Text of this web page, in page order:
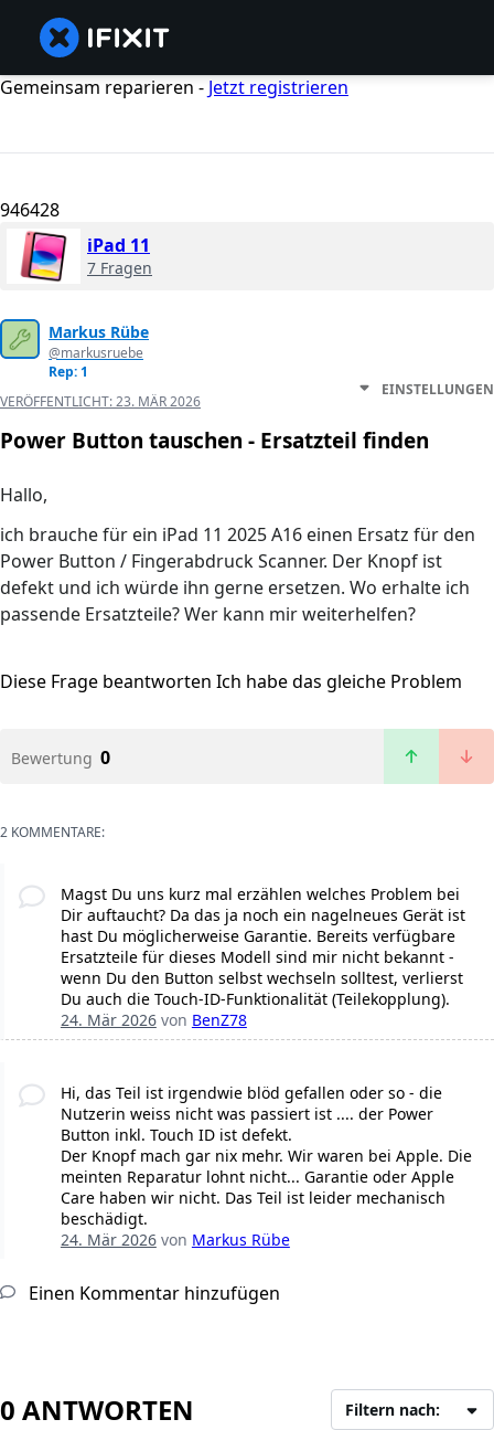
Gemeinsam reparieren - Jetzt registrieren
946428
iPad 11
7 Fragen
Markus Rübe
@markusruebe
Rep: 1
VERÖFFENTLICHT:23. MÄR 2026
EINSTELLUNGEN
Power Button tauschen - Ersatzteil finden
Hallo,
ich brauche für ein iPad 11 2025 A16 einen Ersatz für den
Power Button / Fingerabdruck Scanner. Der Knopf ist
defekt und ich würde ihn gerne ersetzen. Wo erhalte ich
passende Ersatzteile? Wer kann mir weiterhelfen?
Diese Frage beantworten Ich habe das gleiche Problem
Bewertung 0
2 KOMMENTARE:
Magst Du uns kurz mal erzählen welches Problem bei
Dir auftaucht? Da das ja noch ein nagelneues Gerät ist
hast Du möglicherweise Garantie. Bereits verfügbare
Ersatzteile für dieses Modell sind mir nicht bekannt -
wenn Du den Button selbst wechseln solltest, verlierst
Du auch die Touch-ID-Funktionalität (Teilekopplung).
24. Mär 2026von BenZ78
Hi, das Teil ist irgendwie blöd gefallen oder so - die
Nutzerin weiss nicht was passiert ist .... der Power
Button inkl. Touch ID ist defekt.
Der Knopf mach gar nix mehr. Wir waren bei Apple. Die
meinten Reparatur lohnt nicht... Garantie oder Apple
Care haben wir nicht. Das Teil ist leider mechanisch
beschädigt.
24. Mär 2026von Markus Rübe
Einen Kommentar hinzufügen
0 ANTWORTEN Filtern nach: